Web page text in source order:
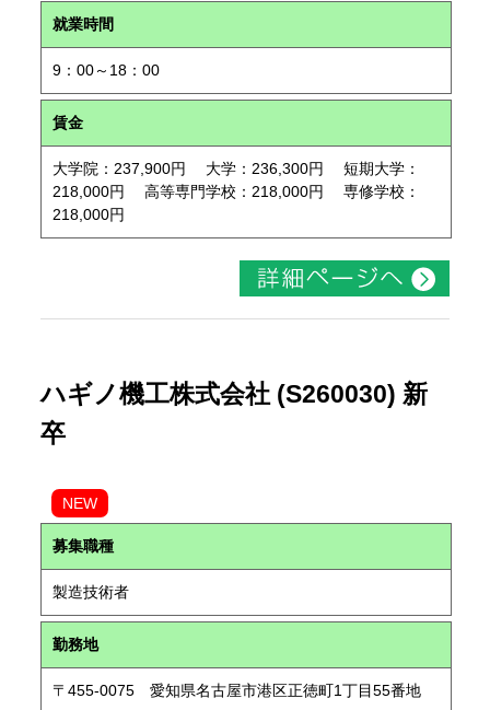
就業時間
9：00～18：00
賃金
大学院：237,900円 大学：236,300円 短期大学：
218,000円 高等専門学校：218,000円 専修学校：
218,000円
ハギノ機工株式会社 (S260030) 新
卒
NEW
募集職種
製造技術者
勤務地
〒455-0075 愛知県名古屋市港区正徳町1丁目55番地